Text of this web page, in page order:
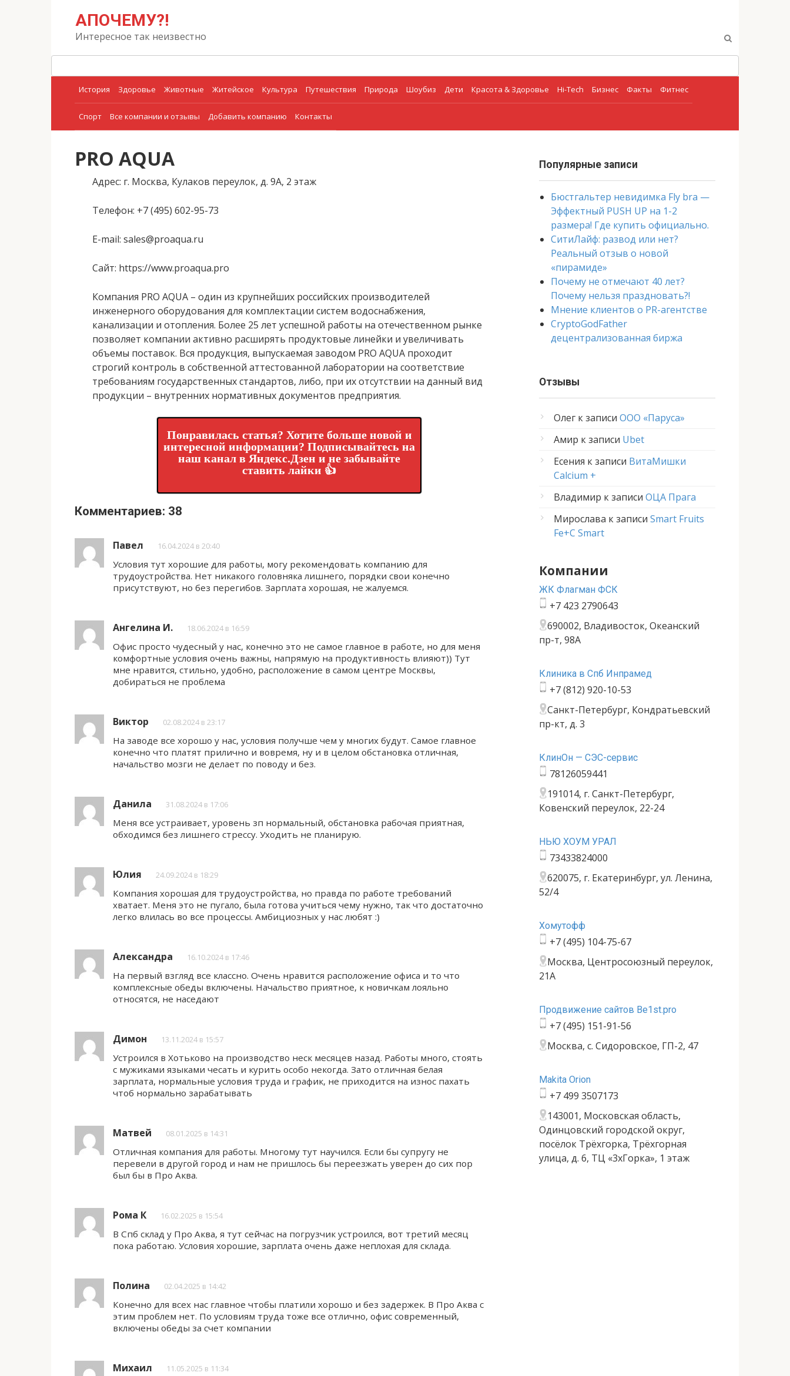
АПОЧЕМУ?!
Интересное так неизвестно
История Здоровье Животные Житейское Культура Путешествия Природа Шоубиз Дети Красота & Здоровье Hi-Tech Бизнес Факты Фитнес
Спорт Все компании и отзывы Добавить компанию Контакты
PRO AQUA
Адрес: г. Москва, Кулаков переулок, д. 9А, 2 этаж
Телефон: +7 (495) 602-95-73
E-mail: sales@proaqua.ru
Сайт: https://www.proaqua.pro
Компания PRO AQUA – один из крупнейших российских производителей
инженерного оборудования для комплектации систем водоснабжения,
канализации и отопления. Более 25 лет успешной работы на отечественном рынке
позволяет компании активно расширять продуктовые линейки и увеличивать
объемы поставок. Вся продукция, выпускаемая заводом PRO AQUA проходит
строгий контроль в собственной аттестованной лаборатории на соответствие
требованиям государственных стандартов, либо, при их отсутствии на данный вид
продукции – внутренних нормативных документов предприятия.
Понравилась статья? Хотите больше новой и
интересной информации? Подписывайтесь на
наш канал в Яндекс.Дзен и не забывайте
ставить лайки 👍
Комментариев: 38
Павел 16.04.2024 в 20:40
Условия тут хорошие для работы, могу рекомендовать компанию для
трудоустройства. Нет никакого головняка лишнего, порядки свои конечно
присутствуют, но без перегибов. Зарплата хорошая, не жалуемся.
Ангелина И. 18.06.2024 в 16:59
Офис просто чудесный у нас, конечно это не самое главное в работе, но для меня
комфортные условия очень важны, напрямую на продуктивность влияют)) Тут
мне нравится, стильно, удобно, расположение в самом центре Москвы,
добираться не проблема
Виктор 02.08.2024 в 23:17
На заводе все хорошо у нас, условия получше чем у многих будут. Самое главное
конечно что платят прилично и вовремя, ну и в целом обстановка отличная,
начальство мозги не делает по поводу и без.
Данила 31.08.2024 в 17:06
Меня все устраивает, уровень зп нормальный, обстановка рабочая приятная,
обходимся без лишнего стрессу. Уходить не планирую.
Юлия 24.09.2024 в 18:29
Компания хорошая для трудоустройства, но правда по работе требований
хватает. Меня это не пугало, была готова учиться чему нужно, так что достаточно
легко влилась во все процессы. Амбициозных у нас любят :)
Александра 16.10.2024 в 17:46
На первый взгляд все классно. Очень нравится расположение офиса и то что
комплексные обеды включены. Начальство приятное, к новичкам лояльно
относятся, не наседают
Димон 13.11.2024 в 15:57
Устроился в Хотьково на производство неск месяцев назад. Работы много, стоять
с мужиками языками чесать и курить особо некогда. Зато отличная белая
зарплата, нормальные условия труда и график, не приходится на износ пахать
чтоб нормально зарабатывать
Матвей 08.01.2025 в 14:31
Отличная компания для работы. Многому тут научился. Если бы супругу не
перевели в другой город и нам не пришлось бы переезжать уверен до сих пор
был бы в Про Аква.
Рома К 16.02.2025 в 15:54
В Спб склад у Про Аква, я тут сейчас на погрузчик устроился, вот третий месяц
пока работаю. Условия хорошие, зарплата очень даже неплохая для склада.
Полина 02.04.2025 в 14:42
Конечно для всех нас главное чтобы платили хорошо и без задержек. В Про Аква с
этим проблем нет. По условиям труда тоже все отлично, офис современный,
включены обеды за счет компании
Михаил 11.05.2025 в 11:34
Популярные записи
Бюстгальтер невидимка Fly bra —
Эффектный PUSH UP на 1-2
размера! Где купить официально.
СитиЛайф: развод или нет?
Реальный отзыв о новой
«пирамиде»
Почему не отмечают 40 лет?
Почему нельзя праздновать?!
Мнение клиентов о PR-агентстве
CryptoGodFather
децентрализованная биржа
Отзывы
Олег к записи ООО «Паруса»
Амир к записи Ubet
Есения к записи ВитаМишки
Calcium +
Владимир к записи ОЦА Прага
Мирослава к записи Smart Fruits
Fe+C Smart
Компании
ЖК Флагман ФСК
+7 423 2790643
690002, Владивосток, Океанский
пр-т, 98А
Клиника в Спб Инпрамед
+7 (812) 920-10-53
Санкт-Петербург, Кондратьевский
пр-кт, д. 3
КлинОн — СЭС-сервис
78126059441
191014, г. Санкт-Петербург,
Ковенский переулок, 22-24
НЬЮ ХОУМ УРАЛ
73433824000
620075, г. Екатеринбург, ул. Ленина,
52/4
Хомутофф
+7 (495) 104-75-67
Москва, Центросоюзный переулок,
21А
Продвижение сайтов Be1st.pro
+7 (495) 151-91-56
Москва, с. Сидоровское, ГП-2, 47
Makita Orion
+7 499 3507173
143001, Московская область,
Одинцовский городской округ,
посёлок Трёхгорка, Трёхгорная
улица, д. 6, ТЦ «3хГорка», 1 этаж